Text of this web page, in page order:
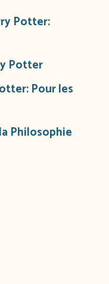
Potter:
Potter
Pour les
Philosophie